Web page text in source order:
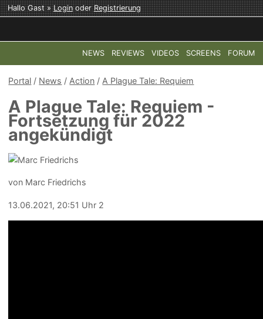
Hallo Gast »LoginoderRegistrierung
NEWS REVIEWS VIDEOS SCREENS FORUM
COD: MODERN WARFARE 4 HALO:
Portal / News / Action / A Plague Tale: Requiem
A Plague Tale: Requiem -
Fortsetzung für 2022
angekündigt
von Marc Friedrichs
13.06.2021, 20:51 Uhr 2